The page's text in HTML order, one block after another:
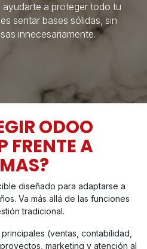
a proteger todo tu
sentar bases sólidas, sin
innecesariamente.
ODOO
FRENTE A
diseñado para adaptarse a
Va más allá de las funciones
tradicional.
(ventas, contabilidad,
marketing y atención al